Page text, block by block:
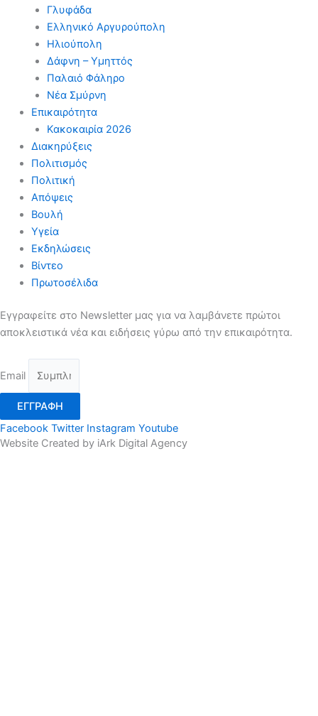
Γλυφάδα
Ελληνικό Αργυρούπολη
Ηλιούπολη
Δάφνη – Υμηττός
Παλαιό Φάληρο
Νέα Σμύρνη
Επικαιρότητα
Κακοκαιρία 2026
Διακηρύξεις
Πολιτισμός
Πολιτική
Απόψεις
Βουλή
Υγεία
Εκδηλώσεις
Βίντεο
Πρωτοσέλιδα
Εγγραφείτε στο Newsletter μας για να λαμβάνετε πρώτοι
αποκλειστικά νέα και ειδήσεις γύρω από την επικαιρότητα.
Email
ΕΓΓΡΑΦΗ
Facebook Twitter Instagram Youtube
Website Created by iArk Digital Agency